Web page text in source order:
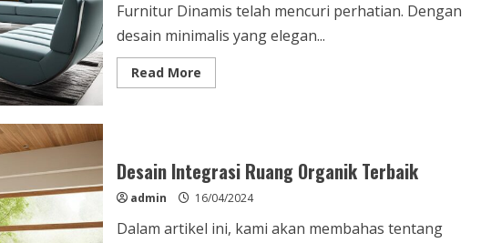
Furnitur Dinamis telah mencuri perhatian. Dengan
desain minimalis yang elegan...
Read MoreRead
more
Inovasi
Terkini
Interior
Desain Integrasi Ruang Organik Terbaik
admin 16/04/2024
Dalam artikel ini, kami akan membahas tentang